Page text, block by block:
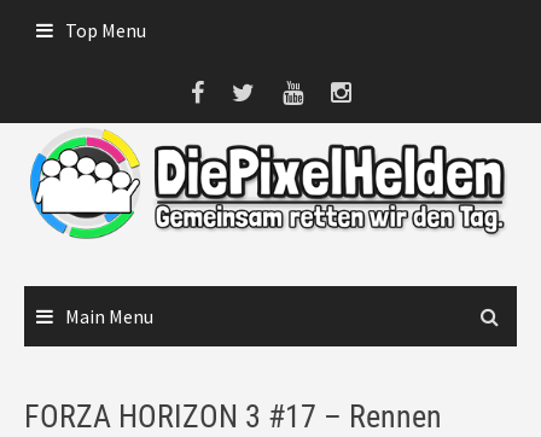
Top Menu
Main Menu
FORZA HORIZON 3 #17 – Rennen